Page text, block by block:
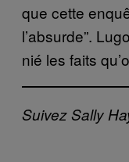
que cette
l’absurde”.
nié les faits
Suivez Sally